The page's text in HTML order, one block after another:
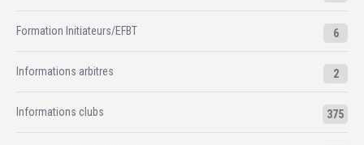
Formation Initiateurs/EFBT 6
Informations arbitres 2
Informations clubs 375